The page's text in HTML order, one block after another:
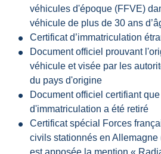
véhicules d'époque (FFVE)
véhicule de plus de 30 ans
Certificat d’immatriculation
Document officiel prouvant
véhicule et visée par les
du pays d'origine
Document officiel certifiant
d'immatriculation a été retiré
Certificat spécial Forces
civils stationnés en Allemagne
est apposée la mention «